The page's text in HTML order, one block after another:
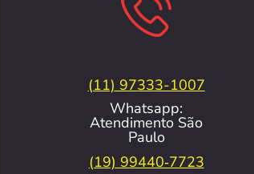
(11) 97333-1007
Whatsapp:
Atendimento São
Paulo
(19) 99440‑7723